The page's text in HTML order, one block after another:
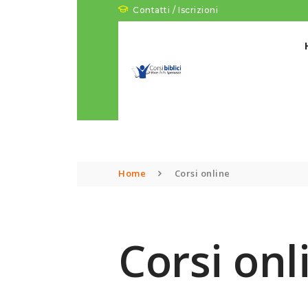
Contatti / Iscrizioni
Home Corsi online
Corsi